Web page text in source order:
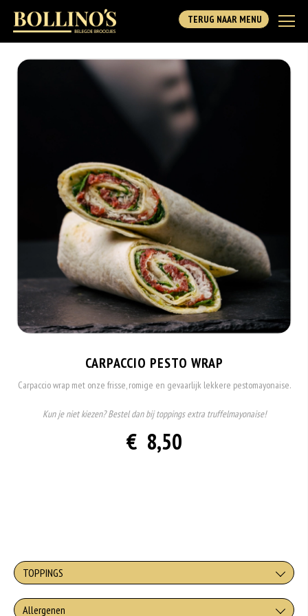
TERUG NAAR MENU
CARPACCIO PESTO WRAP
Carpaccio wrap met onze frisse, romige en gevaarlijk lekkere pestomayonaise.
Kun je niet kiezen? Bestel dan bij toppings extra truffelmayonaise!
€ 8,50
TOPPINGS
STANDAARD TOPPINGS
Allergenen